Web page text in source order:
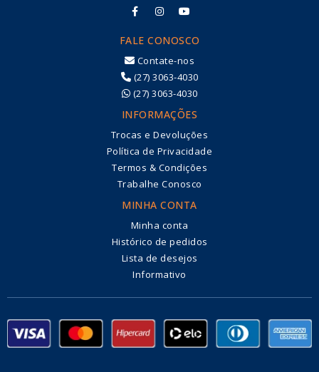
FALE CONOSCO
Contate-nos
(27) 3063-4030
(27) 3063-4030
INFORMAÇÕES
Trocas e Devoluções
Política de Privacidade
Termos & Condições
Trabalhe Conosco
MINHA CONTA
Minha conta
Histórico de pedidos
Lista de desejos
Informativo